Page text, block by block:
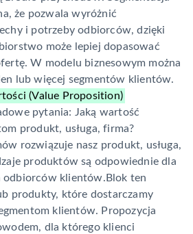
że pozwala wyróżnić
i potrzeby odbiorców, dzięki
może lepiej dopasować
W modelu biznesowym można
lub więcej segmentów klientów.
(Value Proposition)
pytania: Jaką wartość
produkt, usługa, firma?
rozwiązuje nasz produkt, usługa,
produktów są odpowiednie dla
odbiorców klientów.Blok ten
produkty, które dostarczamy
klientów. Propozycja
dla którego klienci